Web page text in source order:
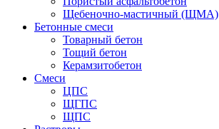
Щебеночно-мастичный (ЩМА)
Бетонные смеси
Товарный бетон
Тощий бетон
Керамзитобетон
Смеси
ЦПС
ЩГПС
ЩПС